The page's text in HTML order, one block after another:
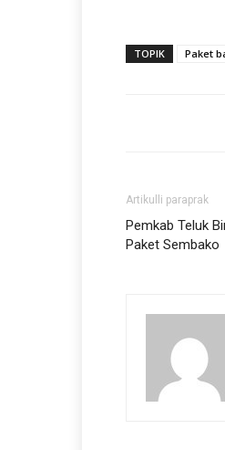
TOPIK Paket
Artikulli paraprak
Pemkab Teluk
Paket Sembako